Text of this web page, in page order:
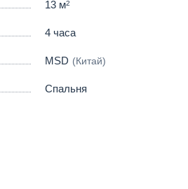
13 м2
4 часа
MSD (Китай)
Спальня